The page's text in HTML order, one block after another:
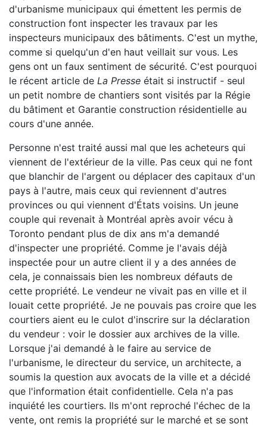
d'urbanisme municipaux qui émettent les permis de
construction font inspecter les travaux par les
inspecteurs municipaux des bâtiments. C'est un mythe,
comme si quelqu'un d'en haut veillait sur vous. Les
gens ont un faux sentiment de sécurité. C'est pourquoi
le récent article de La Presse était si instructif - seul
un petit nombre de chantiers sont visités par la Régie
du bâtiment et Garantie construction résidentielle au
cours d'une année.
Personne n'est traité aussi mal que les acheteurs qui
viennent de l'extérieur de la ville. Pas ceux qui ne font
que blanchir de l'argent ou déplacer des capitaux d'un
pays à l'autre, mais ceux qui reviennent d'autres
provinces ou qui viennent d'États voisins. Un jeune
couple qui revenait à Montréal après avoir vécu à
Toronto pendant plus de dix ans m'a demandé
d'inspecter une propriété. Comme je l'avais déjà
inspectée pour un autre client il y a des années de
cela, je connaissais bien les nombreux défauts de
cette propriété. Le vendeur ne vivait pas en ville et il
louait cette propriété. Je ne pouvais pas croire que les
courtiers aient eu le culot d'inscrire sur la déclaration
du vendeur : voir le dossier aux archives de la ville.
Lorsque j'ai demandé à le faire au service de
l'urbanisme, le directeur du service, un architecte, a
soumis la question aux avocats de la ville et a décidé
que l'information était confidentielle. Cela n'a pas
inquiété les courtiers. Ils m'ont reproché l'échec de la
vente, ont remis la propriété sur le marché et se sont